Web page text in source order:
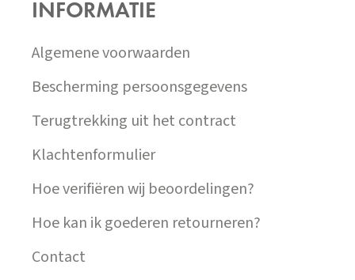
INFORMATIE
Algemene voorwaarden
Bescherming persoonsgegevens
Terugtrekking uit het contract
Klachtenformulier
Hoe verifiëren wij beoordelingen?
Hoe kan ik goederen retourneren?
Contact